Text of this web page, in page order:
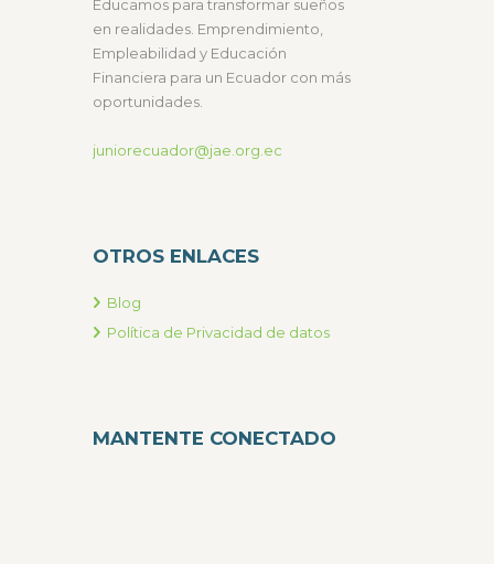
Educamos para transformar sueños
en realidades. Emprendimiento,
Empleabilidad y Educación
Financiera para un Ecuador con más
oportunidades.
juniorecuador@jae.org.ec
OTROS ENLACES
Blog
Política de Privacidad de datos
MANTENTE CONECTADO